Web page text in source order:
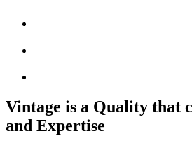
Vintage is a Quality that
and Expertise